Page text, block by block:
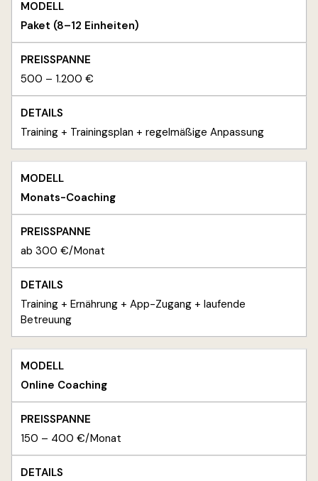
Paket (8–12 Einheiten)
500 – 1.200 €
Training + Trainingsplan + regelmäßige Anpassung
Monats-Coaching
ab 300 €/Monat
Training + Ernährung + App-Zugang + laufende
Betreuung
Online Coaching
150 – 400 €/Monat